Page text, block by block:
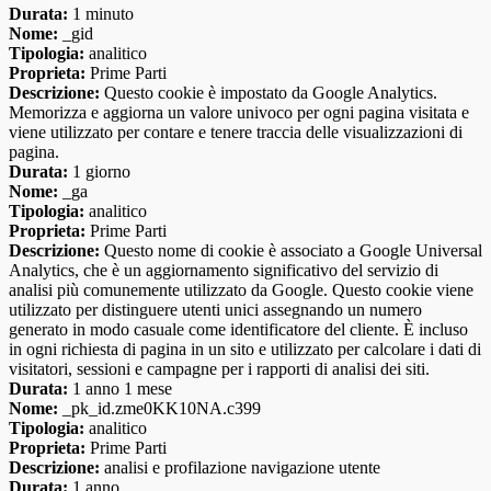
Durata: 1 minuto
Nome: _gid
Tipologia: analitico
Proprieta: Prime Parti
Descrizione: Questo cookie è impostato da Google Analytics.
Memorizza e aggiorna un valore univoco per ogni pagina visitata e
viene utilizzato per contare e tenere traccia delle visualizzazioni di
pagina.
Durata: 1 giorno
Nome: _ga
Tipologia: analitico
Proprieta: Prime Parti
Descrizione: Questo nome di cookie è associato a Google Universal
Analytics, che è un aggiornamento significativo del servizio di
analisi più comunemente utilizzato da Google. Questo cookie viene
utilizzato per distinguere utenti unici assegnando un numero
generato in modo casuale come identificatore del cliente. È incluso
in ogni richiesta di pagina in un sito e utilizzato per calcolare i dati di
visitatori, sessioni e campagne per i rapporti di analisi dei siti.
Durata: 1 anno 1 mese
Nome: _pk_id.zme0KK10NA.c399
Tipologia: analitico
Proprieta: Prime Parti
Descrizione: analisi e profilazione navigazione utente
Durata: 1 anno